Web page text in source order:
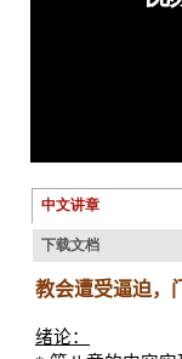
中文讲章
下载文档